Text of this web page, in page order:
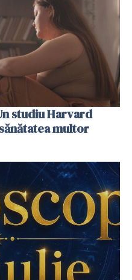
studiu Harvard
multor